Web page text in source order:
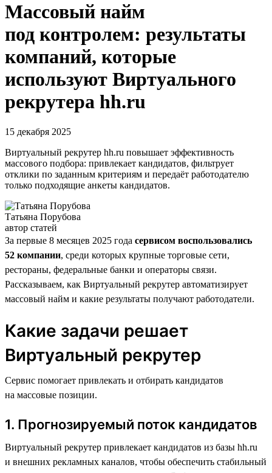
Массовый найм
под контролем: результаты
компаний, которые
используют Виртуального
рекрутера hh.ru
15 декабря 2025
Виртуальный рекрутер hh.ru повышает эффективность
массового подбора: привлекает кандидатов, фильтрует
отклики по заданным критериям и передаёт работодателю
только подходящие анкеты кандидатов.
Татьяна Порубова
автор статей
За первые 8 месяцев 2025 года сервисом воспользовались
52 компании, среди которых крупные торговые сети,
рестораны, федеральные банки и операторы связи.
Рассказываем, как Виртуальный рекрутер автоматизирует
массовый найм и какие результаты получают работодатели.
Какие задачи решает
Виртуальный рекрутер
Сервис помогает привлекать и отбирать кандидатов
на массовые позиции.
1. Прогнозируемый поток кандидатов
Виртуальный рекрутер привлекает кандидатов из базы hh.ru
и внешних рекламных каналов, чтобы обеспечить стабильный